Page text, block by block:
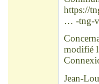
https://
… -tng-
modifié
Jean-